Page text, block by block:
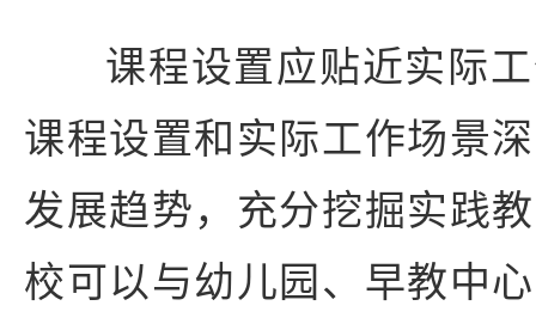
课程设置应贴近实际
课程设置和实际工作场景
发展趋势，充分挖掘实践
校可以与幼儿园、早教中